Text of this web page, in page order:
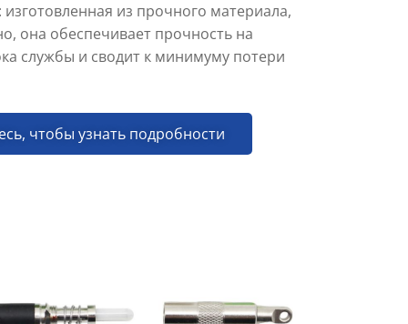
из прочного материала,
она обеспечивает прочность на
службы и сводит к минимуму потери
чтобы узнать подробности